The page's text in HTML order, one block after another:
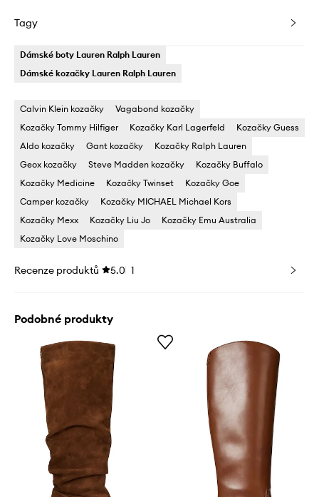
Tagy
Dámské boty Lauren Ralph Lauren
Dámské kozačky Lauren Ralph Lauren
Calvin Klein kozačky
Vagabond kozačky
Kozačky Tommy Hilfiger
Kozačky Karl Lagerfeld
Kozačky Guess
Aldo kozačky
Gant kozačky
Kozačky Ralph Lauren
Geox kozačky
Steve Madden kozačky
Kozačky Buffalo
Kozačky Medicine
Kozačky Twinset
Kozačky Goe
Camper kozačky
Kozačky MICHAEL Michael Kors
Kozačky Mexx
Kozačky Liu Jo
Kozačky Emu Australia
Kozačky Love Moschino
Recenze produktů 5.0 1
Podobné produkty